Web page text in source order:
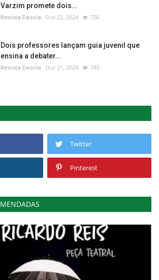
Varzim promete dois...
Revista Descla Out 22, 2024 756
Dois professores lançam guia juvenil que
ensina a debater...
Revista Descla Out 21, 2024 745
Twitter
Pinterest